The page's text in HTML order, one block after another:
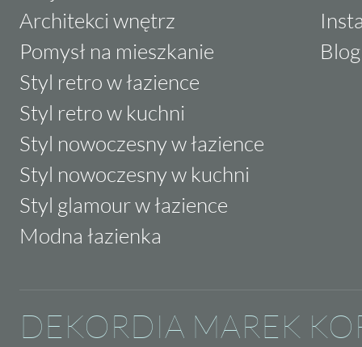
Architekci wnętrz
Pomysł na mieszkanie
Styl retro w łazience
Styl retro w kuchni
Styl nowoczesny w łazience
Styl nowoczesny w kuchni
Styl glamour w łazience
Modna łazienka
Blog
DEKORDIA MAREK